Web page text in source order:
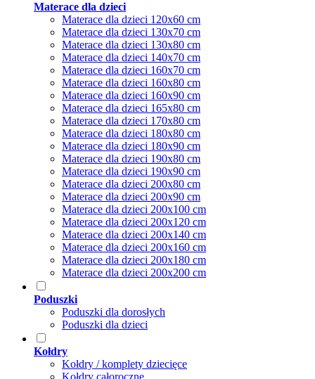
Materace dla dzieci
Materace dla dzieci 120x60 cm
Materace dla dzieci 130x70 cm
Materace dla dzieci 130x80 cm
Materace dla dzieci 140x70 cm
Materace dla dzieci 160x70 cm
Materace dla dzieci 160x80 cm
Materace dla dzieci 160x90 cm
Materace dla dzieci 165x80 cm
Materace dla dzieci 170x80 cm
Materace dla dzieci 180x80 cm
Materace dla dzieci 180x90 cm
Materace dla dzieci 190x80 cm
Materace dla dzieci 190x90 cm
Materace dla dzieci 200x80 cm
Materace dla dzieci 200x90 cm
Materace dla dzieci 200x100 cm
Materace dla dzieci 200x120 cm
Materace dla dzieci 200x140 cm
Materace dla dzieci 200x160 cm
Materace dla dzieci 200x180 cm
Materace dla dzieci 200x200 cm
Poduszki
Poduszki dla dorosłych
Poduszki dla dzieci
Kołdry
Kołdry / komplety dziecięce
Kołdry całoroczne